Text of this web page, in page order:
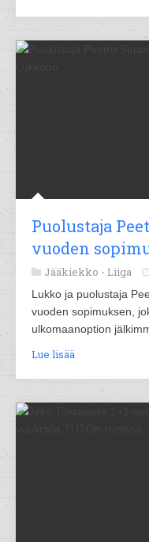
Puolustaja
vuoden
Jääkiekko - Liiga
Lukko ja puolustaja
vuoden sopimuksen,
ulkomaanoption
Lue lisää